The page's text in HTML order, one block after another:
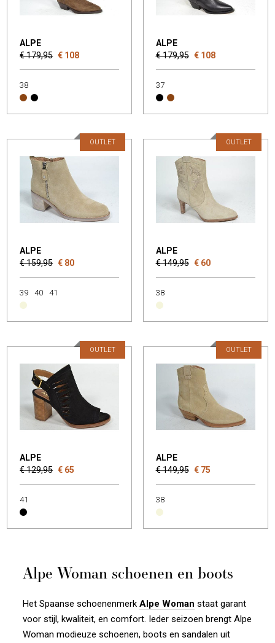
ALPE
€ 179,95 € 108
38
ALPE
€ 179,95 € 108
37
ALPE
€ 159,95 € 80
OUTLET
39 40 41
ALPE
€ 149,95 € 60
OUTLET
38
ALPE
€ 129,95 € 65
OUTLET
41
ALPE
€ 149,95 € 75
OUTLET
38
Alpe Woman schoenen en boots
Het Spaanse schoenenmerk Alpe Woman staat garant
voor stijl, kwaliteit, en comfort. Ieder seizoen brengt Alpe
Woman modieuze schoenen, boots en sandalen uit